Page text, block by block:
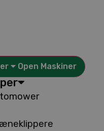
Open Maskiner